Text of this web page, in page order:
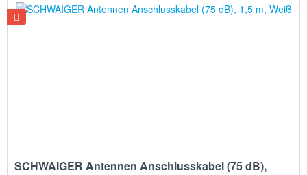
SCHWAIGER Antennen Anschlusskabel (75 dB),